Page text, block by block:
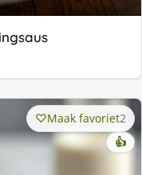
Maak favoriet2
👍